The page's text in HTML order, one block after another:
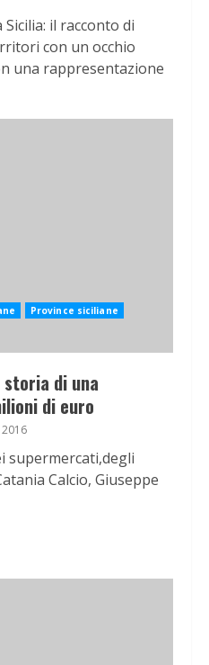
il racconto di
con un occhio
una rappresentazione
Province siciliane
di una
di euro
supermercati,degli
Calcio, Giuseppe